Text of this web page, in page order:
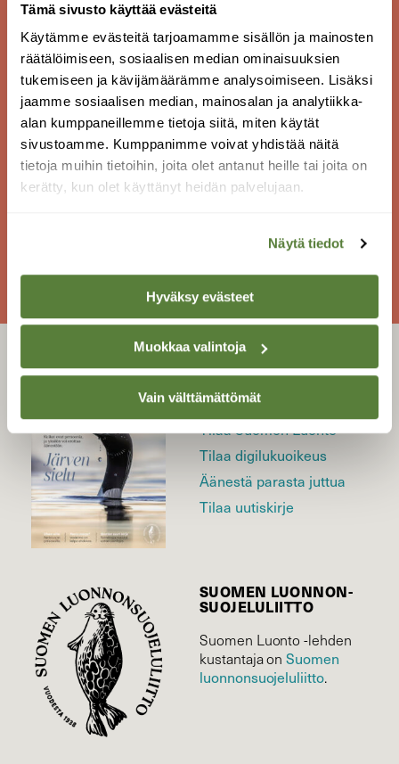
Tämä sivusto käyttää evästeitä
Käytämme evästeitä tarjoamamme sisällön ja mainosten
räätälöimiseen, sosiaalisen median ominaisuuksien
tukemiseen ja kävijämäärämme analysoimiseen. Lisäksi
jaamme sosiaalisen median, mainosalan ja analytiikka-
alan kumppaneillemme tietoja siitä, miten käytät
sivustoamme. Kumppanimme voivat yhdistää näitä
tietoja muihin tietoihin, joita olet antanut heille tai joita on
kerätty, kun olet käyttänyt heidän palvelujaan.
Näytä tiedot
Hyväksy evästeet
Muokkaa valintoja
Vain välttämättömät
poiketen pikkuliekomuurahainen tekee
pesänsä paahteiselle paikalle kuivaan
turpeeseen tai pienten kivien ja juurten
lomaan. Tämä kenties Suomen pienin
muurahainen on vain 2–3 millin mittainen. Laji
on yksikuningattarinen ja muodostaa pieniä,
50–100 yksilön yhteiskuntia.
Kuva: Arnstein Staverløkk / NINA
SULJE
LEHTI
Uusin lehti
Tilaa Suomen Luonto
Tilaa digilukuoikeus
Äänestä parasta juttua
Tilaa uutiskirje
SUOMEN LUONNON­
SUOJELU­LIITTO
Suomen Luonto -lehden
kustantaja onSuomen
luonnonsuojelu­liitto.